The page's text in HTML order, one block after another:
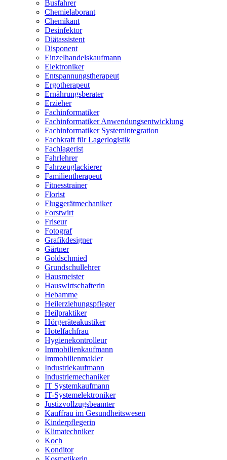
Busfahrer
Chemielaborant
Chemikant
Desinfektor
Diätassistent
Disponent
Einzelhandelskaufmann
Elektroniker
Entspannungstherapeut
Ergotherapeut
Ernährungsberater
Erzieher
Fachinformatiker
Fachinformatiker Anwendungsentwicklung
Fachinformatiker Systemintegration
Fachkraft für Lagerlogistik
Fachlagerist
Fahrlehrer
Fahrzeuglackierer
Familientherapeut
Fitnesstrainer
Florist
Fluggerätmechaniker
Forstwirt
Friseur
Fotograf
Grafikdesigner
Gärtner
Goldschmied
Grundschullehrer
Hausmeister
Hauswirtschafterin
Hebamme
Heilerziehungspfleger
Heilpraktiker
Hörgeräteakustiker
Hotelfachfrau
Hygienekontrolleur
Immobilienkaufmann
Immobilienmakler
Industriekaufmann
Industriemechaniker
IT Systemkaufmann
IT-Systemelektroniker
Justizvollzugsbeamter
Kauffrau im Gesundheitswesen
Kinderpflegerin
Klimatechniker
Koch
Konditor